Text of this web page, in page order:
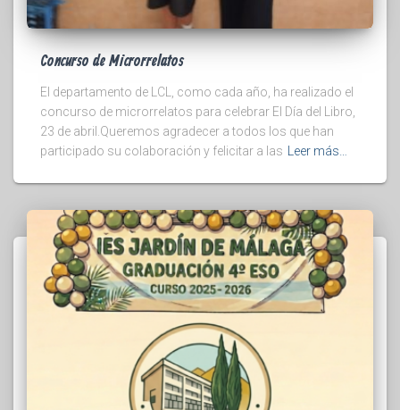
Concurso de Microrrelatos
El departamento de LCL, como cada año, ha realizado el
concurso de microrrelatos para celebrar El Día del Libro,
23 de abril.Queremos agradecer a todos los que han
participado su colaboración y felicitar a las
Leer más…